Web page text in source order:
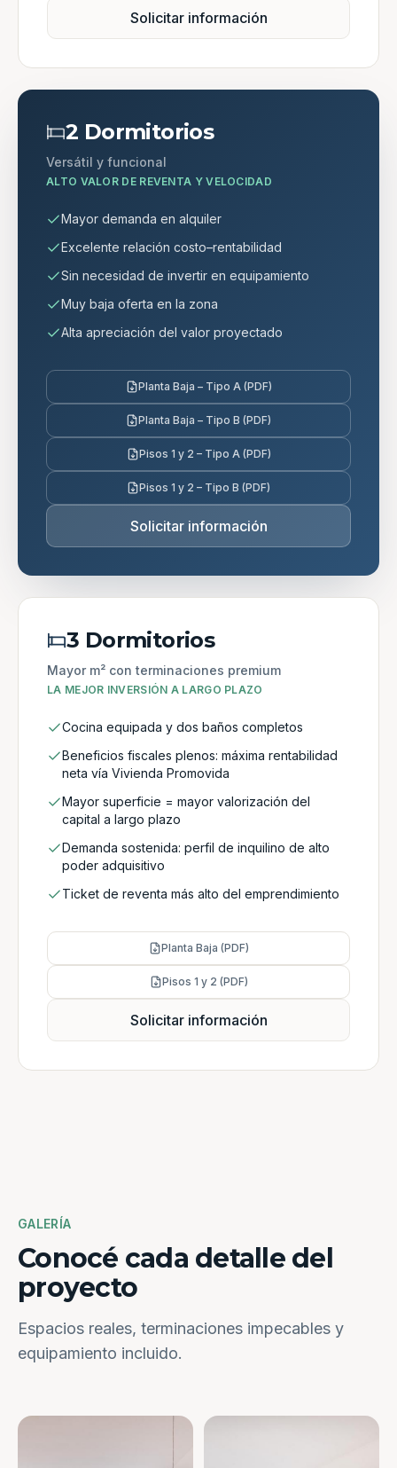
Solicitar información
2 Dormitorios
Versátil y funcional
ALTO VALOR DE REVENTA Y VELOCIDAD
Mayor demanda en alquiler
Excelente relación costo–rentabilidad
Sin necesidad de invertir en equipamiento
Muy baja oferta en la zona
Alta apreciación del valor proyectado
Planta Baja – Tipo A (PDF)
Planta Baja – Tipo B (PDF)
Pisos 1 y 2 – Tipo A (PDF)
Pisos 1 y 2 – Tipo B (PDF)
Solicitar información
3 Dormitorios
Mayor m² con terminaciones premium
LA MEJOR INVERSIÓN A LARGO PLAZO
Cocina equipada y dos baños completos
Beneficios fiscales plenos: máxima rentabilidad
neta vía Vivienda Promovida
Mayor superficie = mayor valorización del
capital a largo plazo
Demanda sostenida: perfil de inquilino de alto
poder adquisitivo
Ticket de reventa más alto del emprendimiento
Planta Baja (PDF)
Pisos 1 y 2 (PDF)
Solicitar información
GALERÍA
Conocé cada detalle del
proyecto
Espacios reales, terminaciones impecables y
equipamiento incluido.